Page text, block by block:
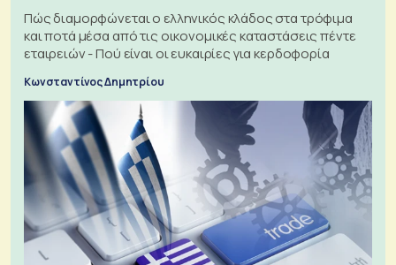
Πώς διαμορφώνεται ο ελληνικός κλάδος στα τρόφιμα
και ποτά μέσα από τις οικονομικές καταστάσεις πέντε
εταιρειών - Πού είναι οι ευκαιρίες για κερδοφορία
Κωνσταντίνος Δημητρίου